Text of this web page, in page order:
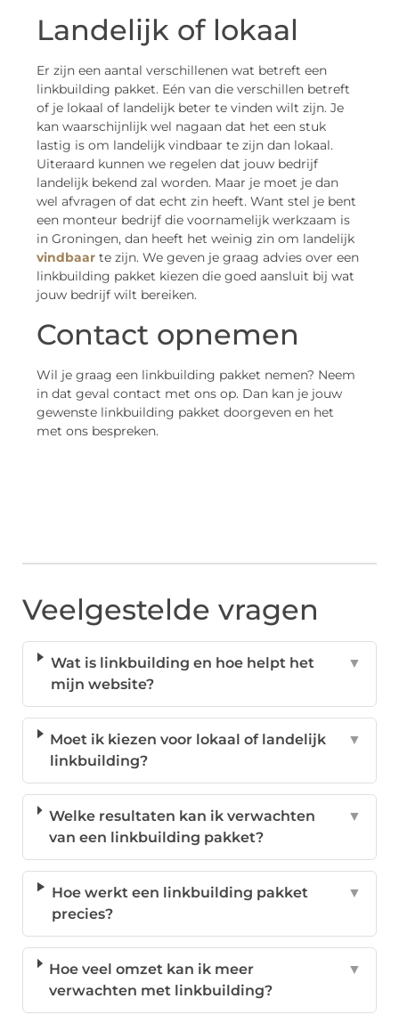
Landelijk of lokaal
Er zijn een aantal verschillenen wat betreft een
linkbuilding pakket. Eén van die verschillen betreft
of je lokaal of landelijk beter te vinden wilt zijn. Je
kan waarschijnlijk wel nagaan dat het een stuk
lastig is om landelijk vindbaar te zijn dan lokaal.
Uiteraard kunnen we regelen dat jouw bedrijf
landelijk bekend zal worden. Maar je moet je dan
wel afvragen of dat echt zin heeft. Want stel je bent
een monteur bedrijf die voornamelijk werkzaam is
in Groningen, dan heeft het weinig zin om landelijk
vindbaar te zijn. We geven je graag advies over een
linkbuilding pakket kiezen die goed aansluit bij wat
jouw bedrijf wilt bereiken.
Contact opnemen
Wil je graag een linkbuilding pakket nemen? Neem
in dat geval contact met ons op. Dan kan je jouw
gewenste linkbuilding pakket doorgeven en het
met ons bespreken.
Veelgestelde vragen
Wat is linkbuilding en hoe helpt het
mijn website?
▼
Moet ik kiezen voor lokaal of landelijk
linkbuilding?
▼
Welke resultaten kan ik verwachten
van een linkbuilding pakket?
▼
Hoe werkt een linkbuilding pakket
precies?
▼
Hoe veel omzet kan ik meer
verwachten met linkbuilding?
▼